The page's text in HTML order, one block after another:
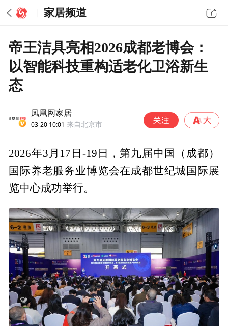
家居频道
帝王洁具亮相2026成都老博会：
以智能科技重构适老化卫浴新生
态
凤凰网家居
03-20 10:01 来自北京市
2026年3月17日-19日，第九届中国（成都）
国际养老服务业博览会在成都世纪城国际展
览中心成功举行。